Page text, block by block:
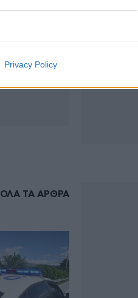
Privacy Policy
ΟΛΑ ΤΑ ΑΡΘΡΑ